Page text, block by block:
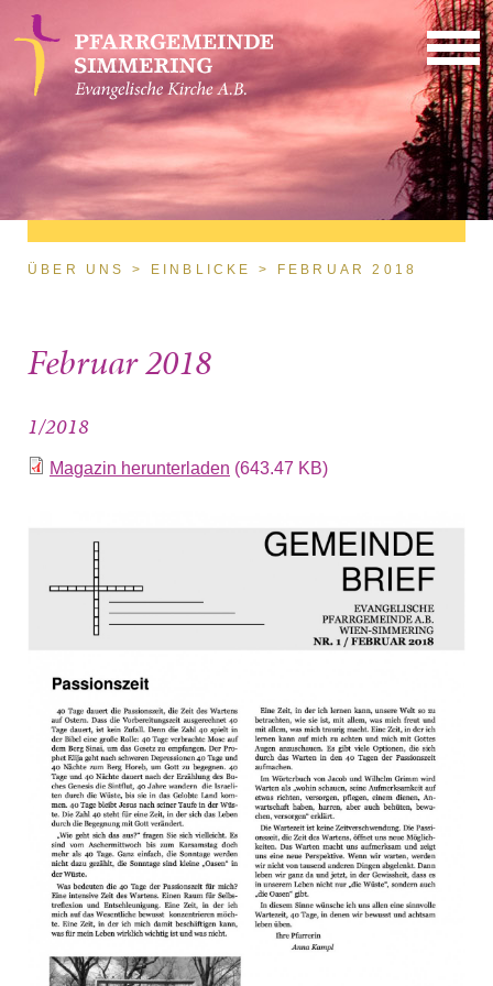
Direkt zum Inhalt
Sie sind hier
ÜBER UNS EINBLICKE FEBRUAR 2018
Februar 2018
1/2018
Magazin herunterladen (643.47 KB)